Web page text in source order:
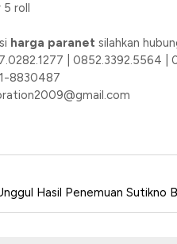
5 roll
harga paranet silahkan
| 0852.3392.5564 |
8830487
Hasil Penemuan Sutikno